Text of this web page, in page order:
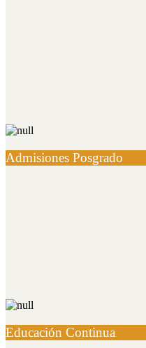
Admisiones Posgrado
Educación Continua